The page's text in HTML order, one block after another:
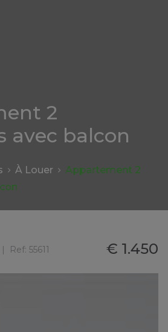
2
avec balcon
À Louer
Appartement 2
Ref: 55611 € 1.450